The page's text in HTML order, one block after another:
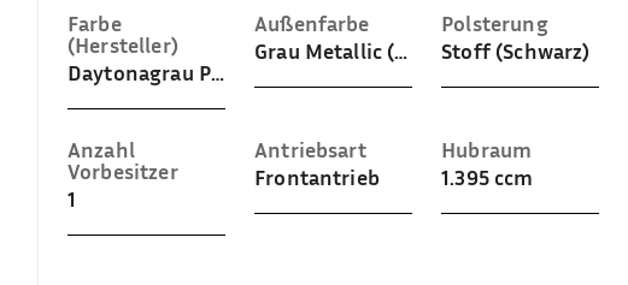
Farbe
(Hersteller)
Daytonagrau Perleffekt
Außenfarbe
Grau Metallic (Daytonagrau Perleffekt)
Polsterung
Stoff (Schwarz)
Anzahl
Vorbesitzer
1
Antriebsart
Frontantrieb
Hubraum
1.395 ccm